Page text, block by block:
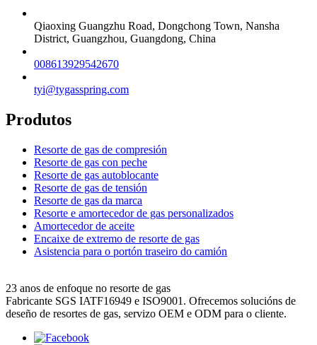
Qiaoxing Guangzhu Road, Dongchong Town, Nansha
District, Guangzhou, Guangdong, China
008613929542670
tyi@tygasspring.com
Produtos
Resorte de gas de compresión
Resorte de gas con peche
Resorte de gas autoblocante
Resorte de gas de tensión
Resorte de gas da marca
Resorte e amortecedor de gas personalizados
Amortecedor de aceite
Encaixe de extremo de resorte de gas
Asistencia para o portón traseiro do camión
23 anos de enfoque no resorte de gas
Fabricante SGS IATF16949 e ISO9001. Ofrecemos solucións de
deseño de resortes de gas, servizo OEM e ODM para o cliente.